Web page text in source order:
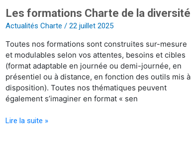
Les formations Charte de la diversité
Actualités Charte /22 juillet 2025
Toutes nos formations sont construites sur-mesure
et modulables selon vos attentes, besoins et cibles
(format adaptable en journée ou demi-journée, en
présentiel ou à distance, en fonction des outils mis à
disposition). Toutes nos thématiques peuvent
également s’imaginer en format « sen
Lire la suite »